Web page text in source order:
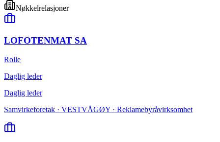
Nøkkelrelasjoner
LOFOTENMAT SA
Rolle
Daglig leder
Daglig leder
Samvirkeforetak · VESTVÅGØY · Reklamebyråvirksomhet